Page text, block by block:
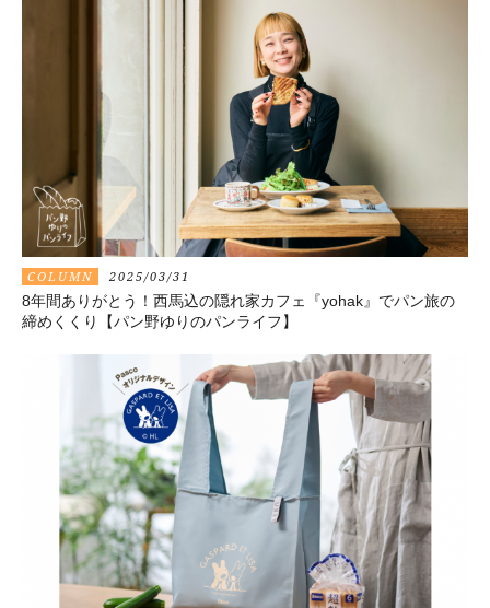
COLUMN 2025/03/31
8年間ありがとう！西馬込の隠れ家カフェ『yohak』でパン旅の
締めくくり【パン野ゆりのパンライフ】